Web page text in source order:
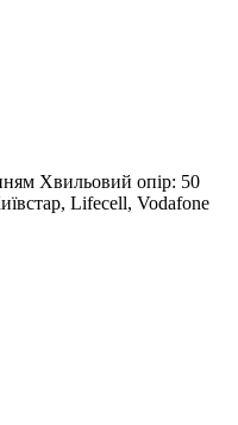
Хвильовий опір: 50
Lifecell, Vodafone